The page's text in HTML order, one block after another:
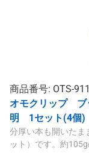
商品番号: OTS-
オモクリップ
明 1セット(4個)
分厚い本も開いたま
ット）です。約
は約4.5cmで参考書